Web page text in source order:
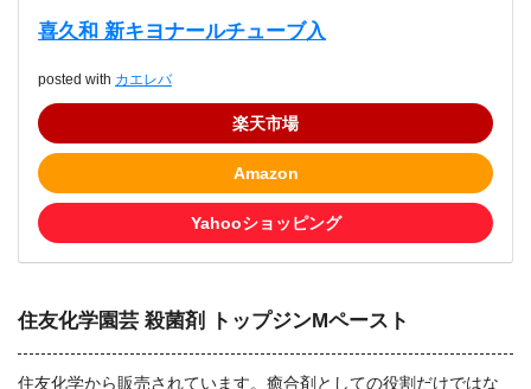
喜久和 新キヨナールチューブ入
posted with カエレバ
楽天市場
Amazon
Yahooショッピング
住友化学園芸 殺菌剤 トップジンMペースト
住友化学から販売されています。癒合剤としての役割だけではな